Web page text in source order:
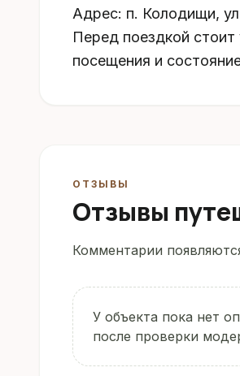
Адрес: п. Колодищи,
Перед поездкой
посещения и
ОТЗЫВЫ
Отзывы
Комментарии
У объекта пока нет
после проверки